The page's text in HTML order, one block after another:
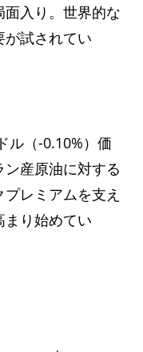
入り。世界的な
が試されてい
ル（-0.10%）価
産原油に対する
レミアムを支え
まり始めてい